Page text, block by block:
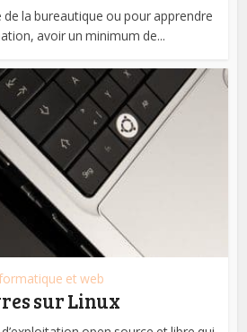
la bureautique ou pour apprendre
avoir un minimum de...
et web
sur Linux